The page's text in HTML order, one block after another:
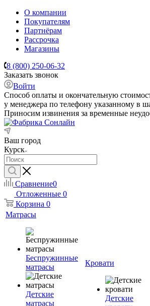
О компании
Покупателям
Партнёрам
Рассрочка
Магазины
8 (800) 250-06-32
Заказать звонок
Войти
Способ оплаты и окончательную
у менеджера по телефону указанному в
Приносим извинения за временные
Ваш город
Курск
Сравнение0
Отложенные 0
Корзина 0
Матрасы
Беспружинные
матрасы
Детские
матрасы
Кровати
Детские